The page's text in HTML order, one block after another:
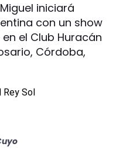
iniciará
con un show
el Club Huracán
Córdoba,